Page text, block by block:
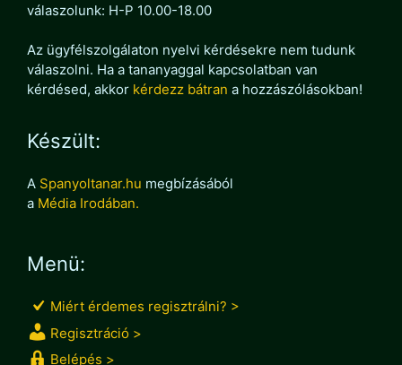
válaszolunk: H-P 10.00-18.00
Az ügyfélszolgálaton nyelvi kérdésekre nem tudunk
válaszolni. Ha a tananyaggal kapcsolatban van
kérdésed, akkor kérdezz bátran a hozzászólásokban!
Készült:
A Spanyoltanar.hu megbízásából
a Média Irodában.
Menü:
Miért érdemes regisztrálni? >
Regisztráció >
Belépés >